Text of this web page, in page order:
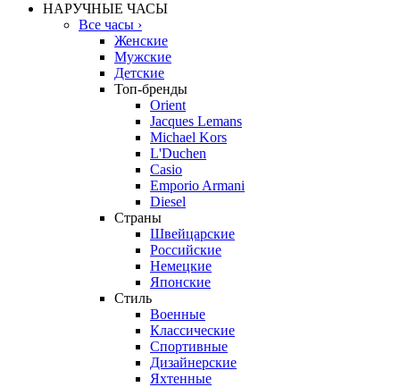
НАРУЧНЫЕ ЧАСЫ
Все часы ›
Женские
Мужские
Детские
Топ-бренды
Orient
Jacques Lemans
Michael Kors
L'Duchen
Casio
Emporio Armani
Diesel
Страны
Швейцарские
Российские
Немецкие
Японские
Стиль
Военные
Классические
Спортивные
Дизайнерские
Яхтенные